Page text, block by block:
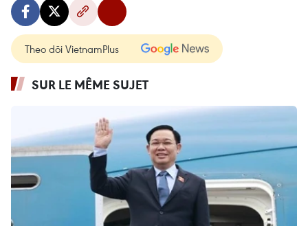
Theo dõi VietnamPlus
SUR LE MÊME SUJET